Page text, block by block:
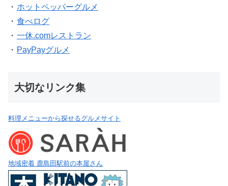
・ ホットペッパーグルメ
・ 食べログ
・ 一休.comレストラン
・ PayPayグルメ
大切なリンク集
料理メニューから探せるグルメサイト
地域密着 鹿島田駅前の本屋さん